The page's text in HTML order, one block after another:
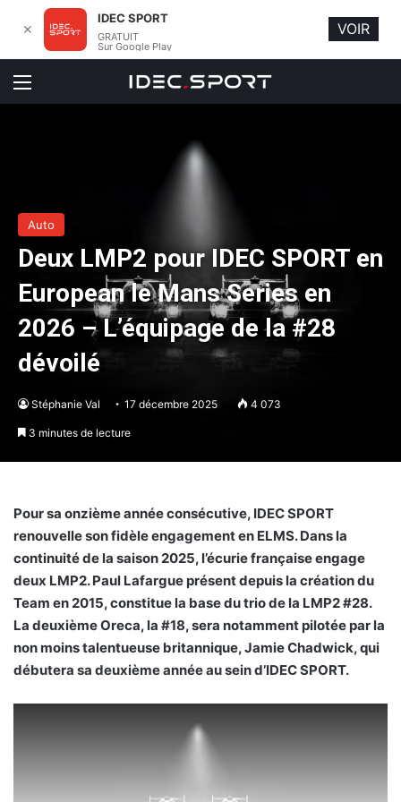
Menu
Auto
Deux LMP2 pour IDEC SPORT en
European le Mans Series en
2026 – L’équipage de la #28
dévoilé
Stéphanie Val 17 décembre 2025 4 073
3 minutes de lecture
Pour sa onzième année consécutive, IDEC SPORT
renouvelle son fidèle engagement en ELMS. Dans la
continuité de la saison 2025, l’écurie française engage
deux LMP2. Paul Lafargue présent depuis la création du
Team en 2015, constitue la base du trio de la LMP2 #28.
La deuxième Oreca, la #18, sera notamment pilotée par la
non moins talentueuse britannique, Jamie Chadwick, qui
débutera sa deuxième année au sein d’IDEC SPORT.
✕
IDEC SPORT
GRATUIT
Sur Google Play
VOIR